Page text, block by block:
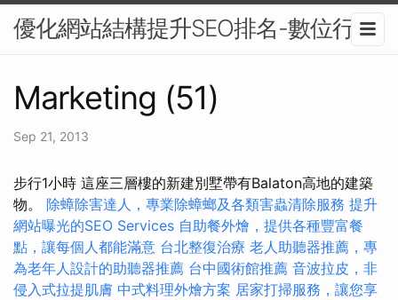
優化網站結構提升SEO排名-數位行銷
Marketing (51)
Sep 21, 2013
步行1小時 這座三層樓的新建別墅帶有Balaton高地的建築
物。 除蟑除害達人，專業除蟑螂及各類害蟲清除服務 提升
網站曝光的SEO Services 自助餐外燴，提供各種豐富餐
點，讓每個人都能滿意 台北整復治療 老人助聽器推薦，專
為老年人設計的助聽器推薦 台中國術館推薦 音波拉皮，非
侵入式拉提肌膚 中式料理外燴方案 居家打掃服務，讓您享